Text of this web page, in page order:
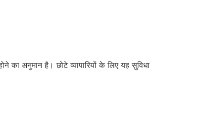
अनुमान है। छोटे व्यापारियों के लिए यह सुविधा